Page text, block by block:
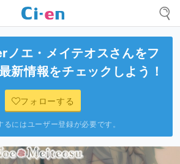
エ・メイテオスさんをフ
新情報をチェックしよう！
フォローする
るにはユーザー登録が必要です。